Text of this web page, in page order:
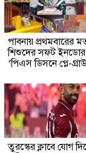
পাবনায় প্রথমবারের
শিশুদের সফট ইনডোর
‘পিএস ডিসনে প্লে-
তুরস্কের ক্লাবে যোগ